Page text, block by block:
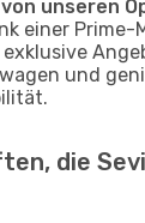
unseren
einer
und
die